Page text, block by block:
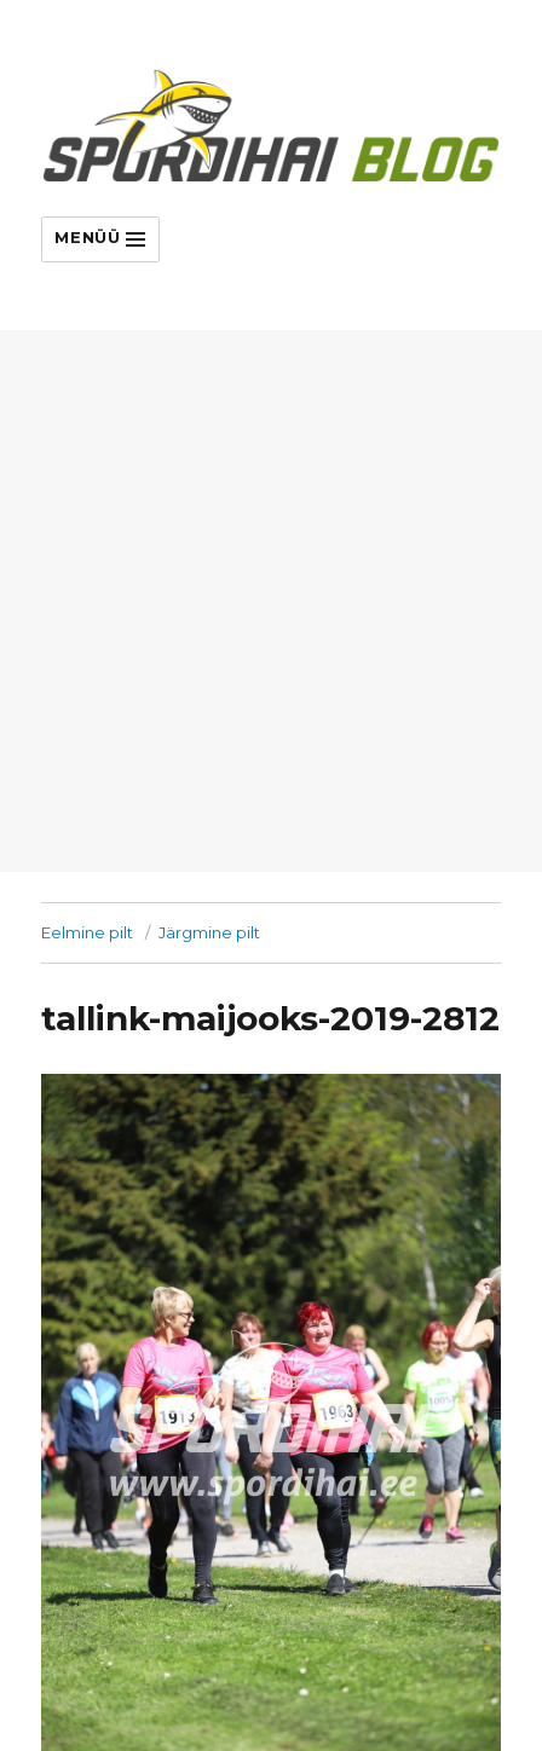
MENÜÜ
Eelmine pilt Järgmine pilt
tallink-maijooks-2019-2812